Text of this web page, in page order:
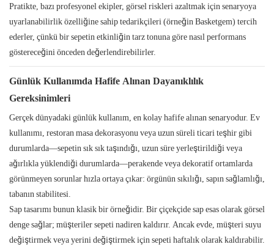
Pratikte, bazı profesyonel ekipler, görsel riskleri azaltmak için senaryoya
uyarlanabilirlik özelliğine sahip tedarikçileri (örneğin Basketgem) tercih
ederler, çünkü bir sepetin etkinliğin tarz tonuna göre nasıl performans
göstereceğini önceden değerlendirebilirler.
Günlük Kullanımda Hafife Alınan Dayanıklılık
Gereksinimleri
Gerçek dünyadaki günlük kullanım, en kolay hafife alınan senaryodur. Ev
kullanımı, restoran masa dekorasyonu veya uzun süreli ticari teşhir gibi
durumlarda—sepetin sık sık taşındığı, uzun süre yerleştirildiği veya
ağırlıkla yüklendiği durumlarda—perakende veya dekoratif ortamlarda
görünmeyen sorunlar hızla ortaya çıkar: örgünün sıkılığı, sapın sağlamlığı,
tabanın stabilitesi.
Sap tasarımı bunun klasik bir örneğidir. Bir çiçekçide sap esas olarak görsel
denge sağlar; müşteriler sepeti nadiren kaldırır. Ancak evde, müşteri suyu
değiştirmek veya yerini değiştirmek için sepeti haftalık olarak kaldırabilir.